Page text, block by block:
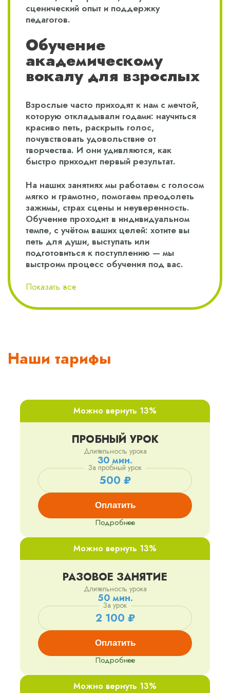
сценический опыт и поддержку
педагогов.
Обучение
академическому
вокалу для взрослых
Взрослые часто приходят к нам с мечтой,
которую откладывали годами: научиться
красиво петь, раскрыть голос,
почувствовать удовольствие от
творчества. И они удивляются, как
быстро приходит первый результат.
На наших занятиях мы работаем с голосом
мягко и грамотно, помогаем преодолеть
зажимы, страх сцены и неуверенность.
Обучение проходит в индивидуальном
темпе, с учётом ваших целей: хотите вы
петь для души, выступать или
подготовиться к поступлению — мы
выстроим процесс обучения под вас.
Показать все
Наши тарифы
Можно вернуть 13%
ПРОБНЫЙ УРОК
Длительность урока
30 мин.
За пробный урок
500 ₽
Оплатить
Подробнее
Можно вернуть 13%
РАЗОВОЕ ЗАНЯТИЕ
Длительность урока
50 мин.
За урок
2 100 ₽
Оплатить
Подробнее
Можно вернуть 13%